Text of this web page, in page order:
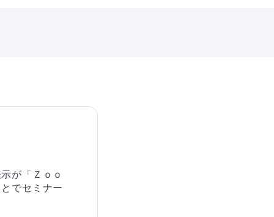
が「Ｚｏｏ
でセミナー